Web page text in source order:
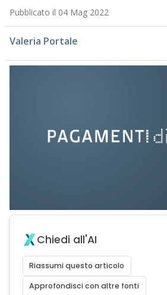
Pubblicato il 04 Mag 2022
Valeria Portale
Chiedi all'AI
Riassumi questo articolo
Approfondisci con altre fonti